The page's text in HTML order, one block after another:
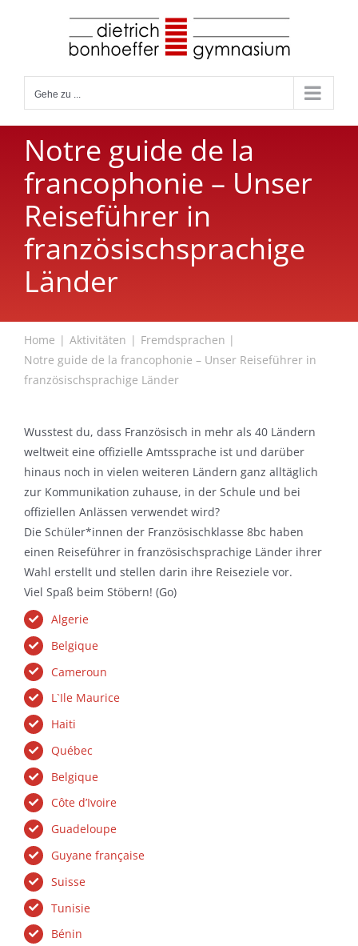
Gehe zu ...
Notre guide de la
francophonie – Unser
Reiseführer in
französischsprachige
Länder
Home Aktivitäten
Fremdsprachen
Notre guide de la francophonie – Unser Reiseführer in
französischsprachige Länder
Wusstest du, dass Französisch in mehr als 40 Ländern
weltweit eine offizielle Amtssprache ist und darüber
hinaus noch in vielen weiteren Ländern ganz alltäglich
zur Kommunikation zuhause, in der Schule und bei
offiziellen Anlässen verwendet wird?
Die Schüler*innen der Französischklasse 8bc haben
einen Reiseführer in französischsprachige Länder ihrer
Wahl erstellt und stellen darin ihre Reiseziele vor.
Viel Spaß beim Stöbern! (Go)
Algerie
Belgique
Cameroun
L`Ile Maurice
Haiti
Québec
Belgique
Côte d’Ivoire
Guadeloupe
Guyane française
Suisse
Tunisie
Bénin